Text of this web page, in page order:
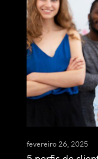
fevereiro 26, 2025